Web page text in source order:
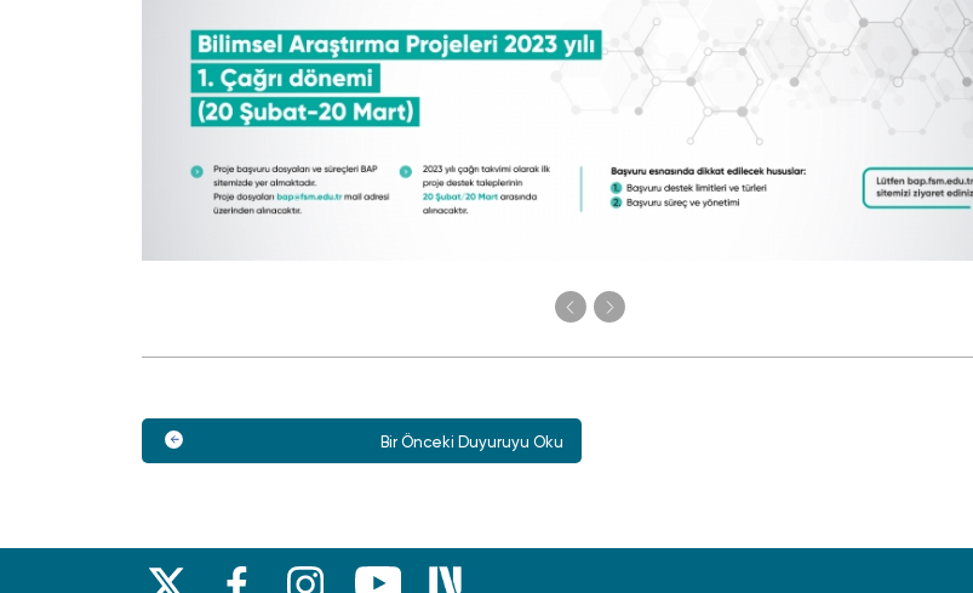
Bir Önceki Duyuruyu Oku